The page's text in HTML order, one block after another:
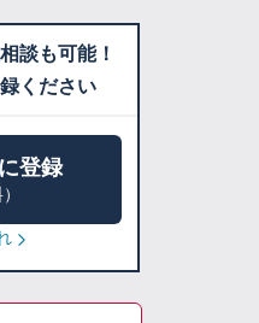
談も可能！
ください
登録